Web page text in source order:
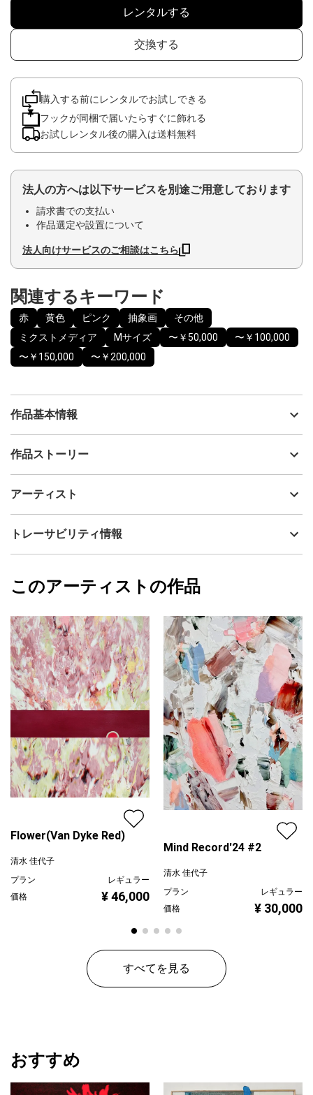
レンタルする
交換する
購入する前にレンタルでお試しできる
フックが同梱で届いたらすぐに飾れる
お試しレンタル後の購入は送料無料
法人の方へは以下サービスを別途ご用意しております
請求書での支払い
作品選定や設置について
法人向けサービスのご相談はこちら
関連するキーワード
赤 黄色 ピンク 抽象画
その他
ミクストメディア
Mサイズ 〜￥50,000
〜￥100,000
〜￥150,000
〜￥200,000
作品基本情報
出品者
制作年
技法
ミクストメディア
カラー
赤
ピンク
ジャンル
抽象画
配送目安
二週間以内
作品ストーリー
つで、この色を最大限引き立たせるよう、最小限の色数で、明暗
や色の幅を持たせています。
帯の部分の色「カメリア(Camellia)」は、椿の花の色からとられた
濃い紫味のピンクの色名で、椿は19世紀後半のヨーロッパで、文
そして世紀末にはその花にちなむ色名が生まれました。
アーティスト
清水 佳代子
フォローする
トレーサビリティ情報
清水 佳代子
このアーティストの作品
Flower(Van Dyke Red)
清水 佳代子
プラン
レギュラー
価格
¥ 46,000
Mind Record'24 #2
清水 佳代子
プラン
レギュラー
価格
¥ 30,000
すべてを見る
おすすめ